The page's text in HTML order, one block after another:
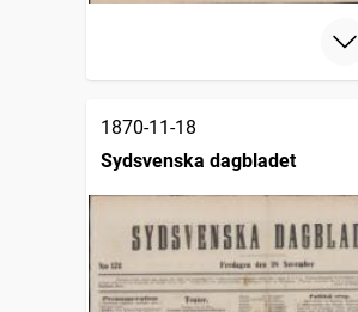
1870-11-18
Sydsvenska dagbladet